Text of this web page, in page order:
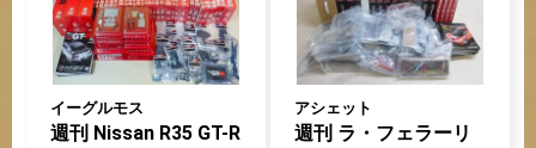
イーグルモス
週刊 Nissan R35 GT-R
アシェット
週刊 ラ・フェラーリ